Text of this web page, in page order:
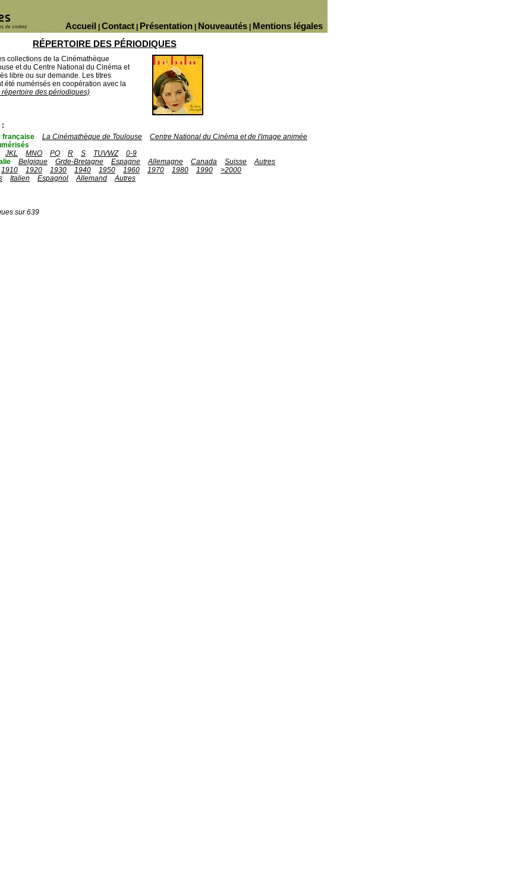
Mentions légales
Nouveautés
Présentation
Contact
Accueil
RÉPERTOIRE DES PÉRIODIQUES
collections de la Cinémathèque
et du Centre National du Cinéma et
libre ou sur demande. Les titres
été numérisés en coopération avec la
des périodiques)
:
française La Cinémathèque de Toulouse
Centre National du Cinéma et de l'image animée
JKL MNO PQ R S TUVWZ
0-9
Belgique Grde-Bretagne Espagne Allemagne Canada Suisse
Autres
1910 1920 1930 1940 1950 1960 1970 1980 1990
>2000
Italien Espagnol Allemand
Autres
sur 639